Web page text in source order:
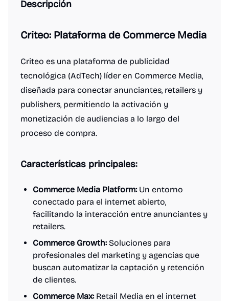
Descripción
Criteo: Plataforma de Commerce Media
Criteo es una plataforma de publicidad
tecnológica (AdTech) líder en Commerce Media,
diseñada para conectar anunciantes, retailers y
publishers, permitiendo la activación y
monetización de audiencias a lo largo del
proceso de compra.
Características principales:
Commerce Media Platform:Un entorno
conectado para el internet abierto,
facilitando la interacción entre anunciantes y
retailers.
Commerce Growth:Soluciones para
profesionales del marketing y agencias que
buscan automatizar la captación y retención
de clientes.
Commerce Max:Retail Media en el internet